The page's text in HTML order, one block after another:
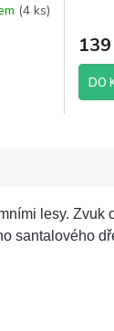
(4 ks)
DO
lesy. Zvuk
santalového